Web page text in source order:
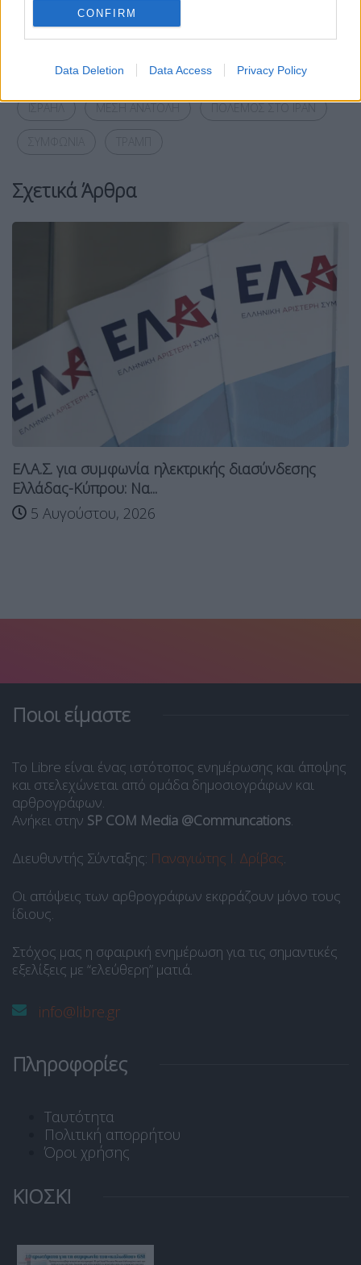
CONFIRM
Data Deletion Data Access Privacy Policy
Email Copy Link
ΑΝΑΚΟΙΝΩΣΕΙΣ ΗΠΑ ΙΡΑΝ
Σχετικά Άρθρα
ΕΛ.Α.Σ. για συμφωνία ηλεκτρικής διασύνδεσης
Ελλάδας-Κύπρου: Να...
5 Αυγούστου, 2026
Ποιοι είμαστε
Το Libre είναι ένας ιστότοπος ενημέρωσης και άποψης
και στελεχώνεται από ομάδα δημοσιογράφων και
αρθρογράφων.
Ανήκει στην SP COM Media @Communcations.
Διευθυντής Σύνταξης: Παναγιώτης Ι. Δρίβας.
Οι απόψεις των αρθρογράφων εκφράζουν μόνο τους
ίδιους.
Στόχος μας η σφαιρική ενημέρωση για τις σημαντικές
εξελίξεις με “ελεύθερη” ματιά.
info@libre.gr
Πληροφορίες
Ταυτότητα
Πολιτική απορρήτου
Όροι χρήσης
ΚΙΟΣΚΙ